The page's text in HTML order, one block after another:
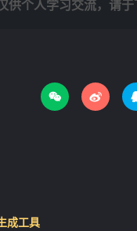
个人学习交流，请
 
成工具